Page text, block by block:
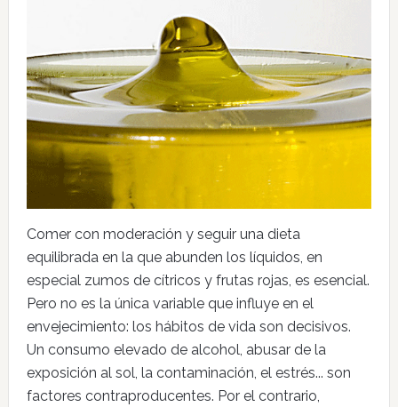
Comer con moderación y seguir una dieta
equilibrada en la que abunden los líquidos, en
especial zumos de cítricos y frutas rojas, es esencial.
Pero no es la única variable que influye en el
envejecimiento: los hábitos de vida son decisivos.
Un consumo elevado de alcohol, abusar de la
exposición al sol, la contaminación, el estrés... son
factores contraproducentes. Por el contrario,